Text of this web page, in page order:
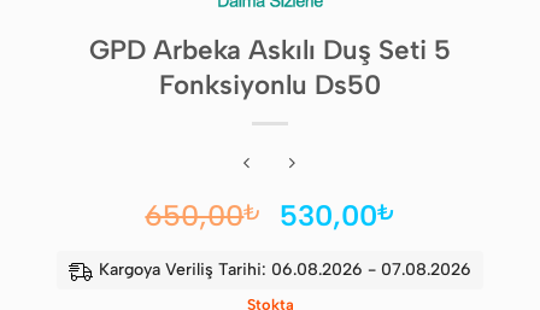
GPD Arbeka Askılı Duş Seti 5
Fonksiyonlu Ds50
650,00₺
Orijinal
650,00₺.
530,00₺Şu
fiyat:
Kargoya Veriliş Tarihi: 06.08.2026 - 07.08.2026
Stokta